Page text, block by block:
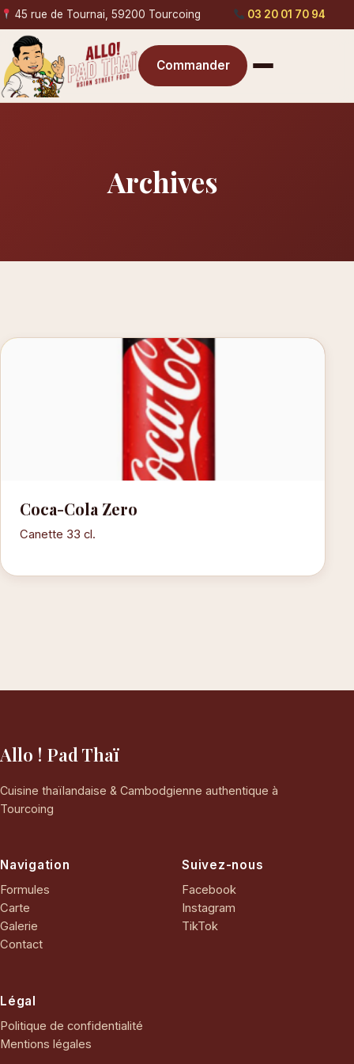
45 rue de Tournai, 59200 Tourcoing 03 20 01 70 94
Commander
Archives
Coca-Cola Zero
Canette 33 cl.
Allo ! Pad Thaï
Cuisine thaïlandaise & Cambodgienne authentique à
Tourcoing
Navigation
Formules
Carte
Galerie
Contact
Suivez-nous
Facebook
Instagram
TikTok
Légal
Politique de confidentialité
Mentions légales